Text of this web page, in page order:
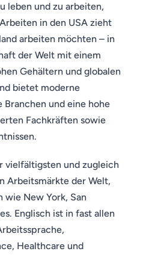
leben und zu arbeiten,
in den USA zieht
arbeiten möchten – in
der Welt mit einem
Gehältern und globalen
bietet moderne
und eine hohe
Fachkräften sowie
vielfältigsten und zugleich
Arbeitsmärkte der Welt,
wie New York, San
Englisch ist in fast allen
Healthcare und